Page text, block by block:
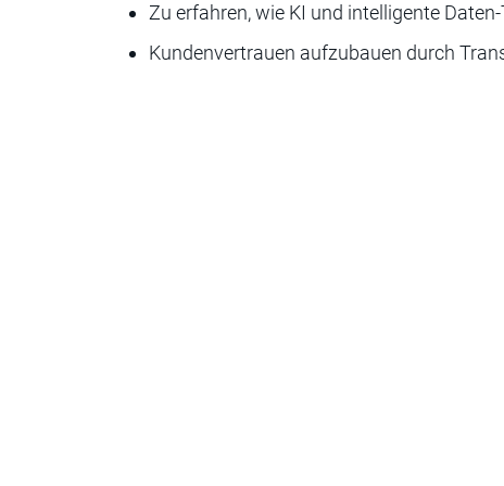
Zu erfahren, wie KI und intelligente
Kundenvertrauen aufzubauen durch